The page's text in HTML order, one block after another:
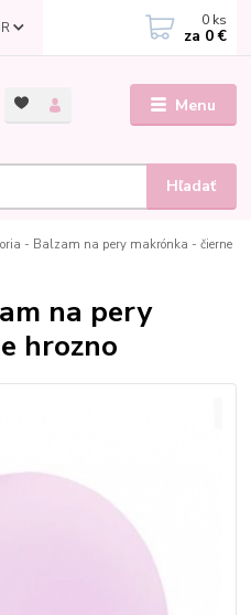
Menu
Hľadať
0 ks
za 0 €
- Balzam na pery makrónka - čierne
na pery
hrozno